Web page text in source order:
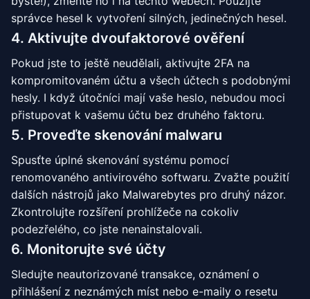
správce hesel k vytvoření silných, jedinečných hesel.
4. Aktivujte dvoufaktorové ověření
Pokud jste to ještě neudělali, aktivujte 2FA na
kompromitovaném účtu a všech účtech s podobnými
hesly. I když útočníci mají vaše heslo, nebudou moci
přistupovat k vašemu účtu bez druhého faktoru.
5. Proveďte skenování malwaru
Spusťte úplné skenování systému pomocí
renomovaného antivirového softwaru. Zvažte použití
dalších nástrojů jako Malwarebytes pro druhý názor.
Zkontrolujte rozšíření prohlížeče na cokoliv
podezřelého, co jste nenainstalovali.
6. Monitorujte své účty
Sledujte neautorizované transakce, oznámení o
přihlášení z neznámých míst nebo e-maily o resetu